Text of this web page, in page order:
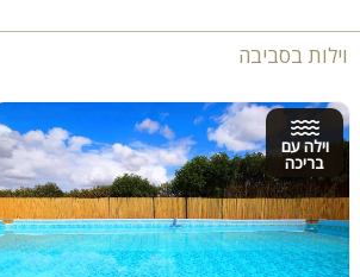
וילות בסביבה
וילה עם
בריכה